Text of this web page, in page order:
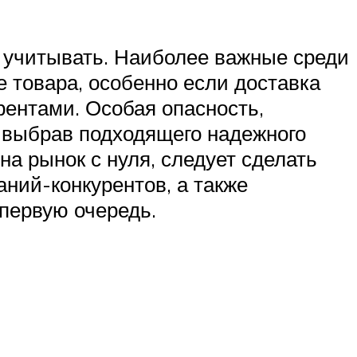
Наиболее важные среди
товара, особенно если доставка
Особая опасность,
подходящего надежного
рынок с нуля, следует сделать
конкурентов, а также
очередь.